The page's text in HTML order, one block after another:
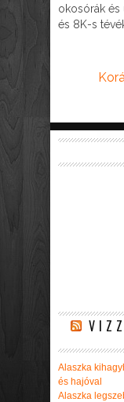
okosórák és
és 8K-s
Alaszka
és hajóval
Alaszka